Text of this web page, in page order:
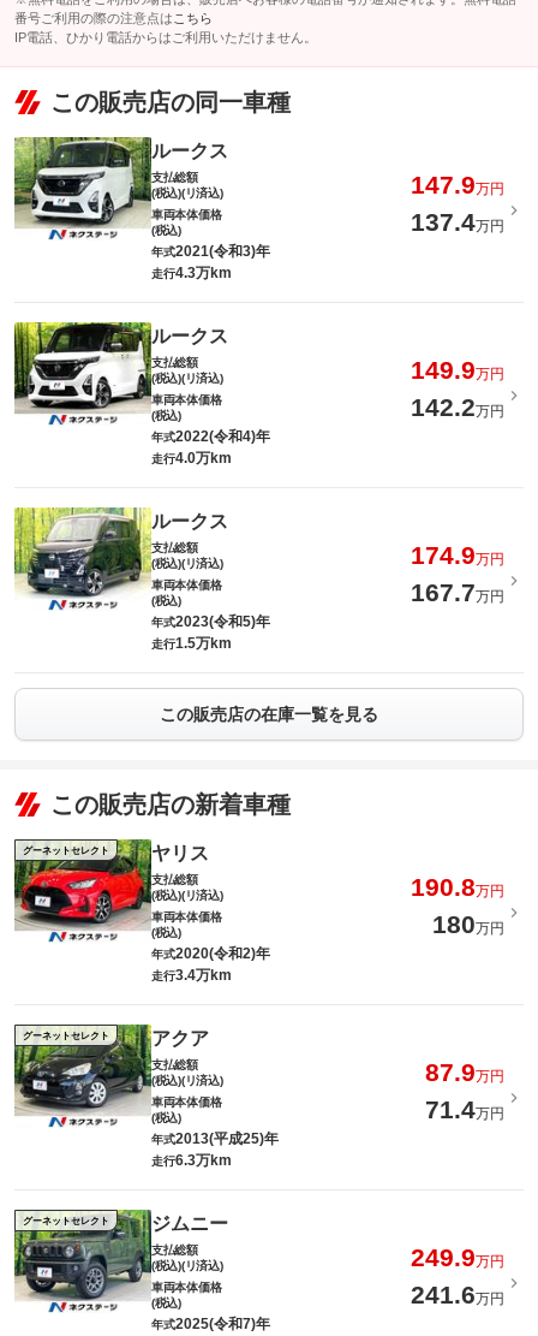
番号ご利用の際の注意点は こちら
IP電話、ひかり電話からはご利用いただけません。
この販売店の同一車種
ルークス
支払総額
(税込)(リ済込)
147.9万円
車両本体価格
(税込)
137.4万円
年式2021(令和3)年
走行4.3万km
ルークス
支払総額
(税込)(リ済込)
149.9万円
車両本体価格
(税込)
142.2万円
年式2022(令和4)年
走行4.0万km
ルークス
支払総額
(税込)(リ済込)
174.9万円
車両本体価格
(税込)
167.7万円
年式2023(令和5)年
走行1.5万km
この販売店の在庫一覧を見る
この販売店の新着車種
グーネットセレクト ヤリス
支払総額
(税込)(リ済込)
190.8万円
車両本体価格
(税込)
180万円
年式2020(令和2)年
走行3.4万km
グーネットセレクト アクア
支払総額
(税込)(リ済込)
87.9万円
車両本体価格
(税込)
71.4万円
年式2013(平成25)年
走行6.3万km
グーネットセレクト ジムニー
支払総額
(税込)(リ済込)
249.9万円
車両本体価格
(税込)
241.6万円
年式2025(令和7)年